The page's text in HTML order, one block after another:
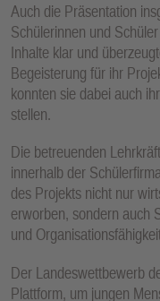
Auch die Präsentation
Schülerinnen und
Inhalte klar und
Begeisterung für ihr
konnten sie dabei auch
stellen.
Die betreuenden
innerhalb der
des Projekts nicht nur
erworben, sondern auch
und
Der Landeswettbewerb
Plattform, um jungen